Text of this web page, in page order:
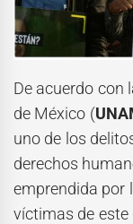
De acuerdo con
de México (
uno de los
derechos
emprendida por
víctimas de este